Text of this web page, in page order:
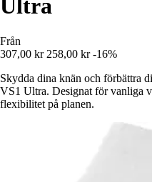
Ultra
Från
307,00 kr 258,00 kr -16%
Skydda dina knän och förbättra
VS1 Ultra. Designat för vanliga
flexibilitet på planen.